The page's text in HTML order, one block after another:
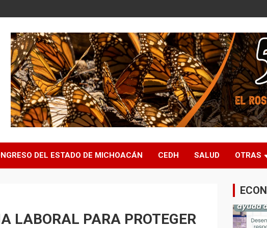
DEL ESTADO DE MICHOACÁN CEDH SALUD OTRAS
LABORAL PARA PROTEGER